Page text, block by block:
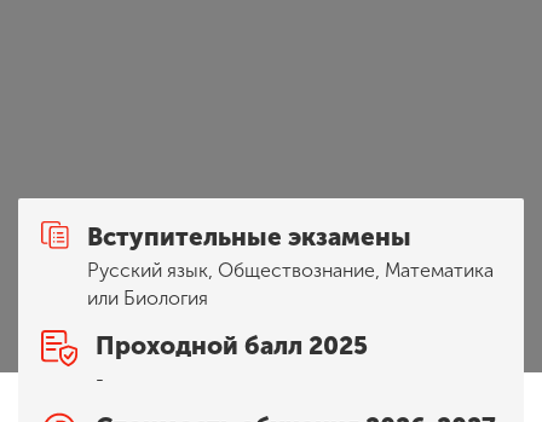
Студенческая жизнь
Сведения об
образовательной
Вступительные экзамены
Русский язык, Обществознание, Математика
или Биология
Проходной балл 2025
-